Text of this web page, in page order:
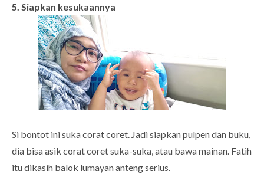
5. Siapkan kesukaannya
Si bontot ini suka corat coret. Jadi siapkan pulpen dan buku,
dia bisa asik corat coret suka-suka, atau bawa mainan. Fatih
itu dikasih balok lumayan anteng serius.